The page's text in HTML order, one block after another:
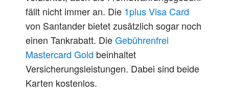
fällt nicht immeran. Die 1plus Visa Card
von Santander bietet zusätzlich sogar noch
einen Tankrabatt. DieGebührenfrei
Mastercard Gold beinhaltet
Versicherungsleistungen. Dabei sind beide
Karten kostenlos.